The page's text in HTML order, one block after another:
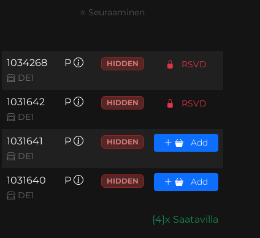
⭐ Seuraaminen
1034268
DE1
P HIDDEN RSVD
1031642
DE1
P HIDDEN RSVD
1031641
DE1
P HIDDEN Add
1031640
DE1
P HIDDEN Add
{4}x Saatavilla